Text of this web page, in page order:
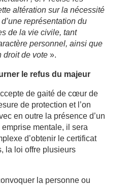
altération sur la nécessité
représentation du
de la vie civile, tant
personnel, ainsi que
droit de vote ».
le refus du majeur
de gaité de cœur de
de protection et l’on
en outre la présence d’un
emprise mentale, il sera
d’obtenir le certificat
la loi offre plusieurs
la personne ou